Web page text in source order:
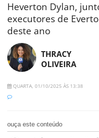
Heverton Dylan,
executores de
deste ano
THRACY
OLIVEIRA
QUARTA, 01/10/2025 ÀS 13:38
ouça este conteúdo